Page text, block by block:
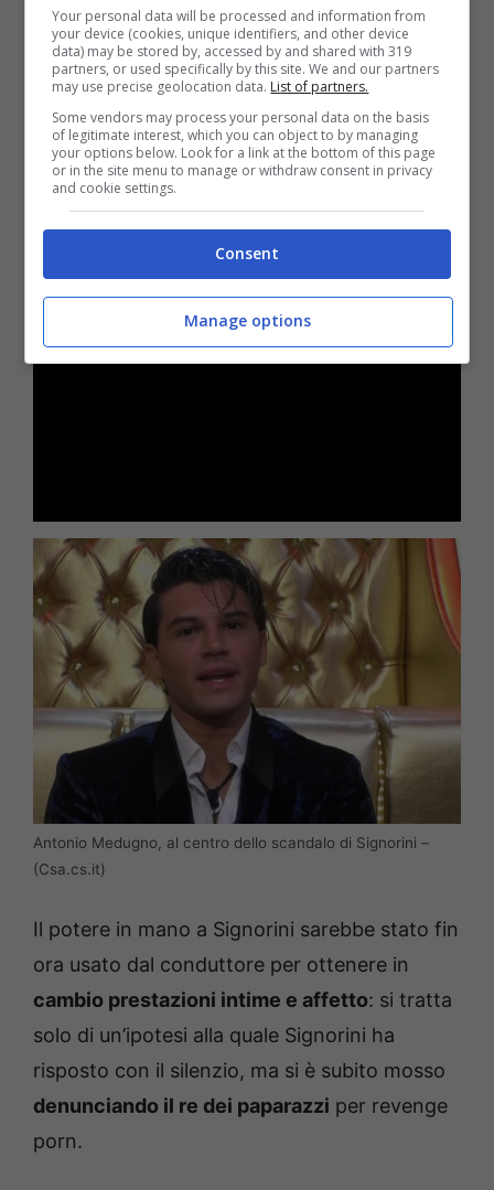
Falsissimodedicata allo scandalo del GF Vip
sia“Prezzo del successo”.In questo episodio
il re dei paparazzi ha sostenuto l’esistenza di
un“sistema Signorini”: secondo Fabrizio il
direttore diChiè ormai l’unico che conta nel
mondo dello spettacolo e grazie a lui si può
accedere o meno ai programmi.
Antonio Medugno, al centro dello scandalo di Signorini –
(Csa.cs.it)
Il potere in mano a Signorini sarebbe stato fin
ora usato dal conduttore per ottenere in
cambio prestazioni intime e affetto: si tratta
solo di un’ipotesi alla quale Signorini ha
risposto con il silenzio, ma si è subito mosso
denunciando il re dei paparazzi per revenge
porn.
Your personal data will be processed and information from
your device (cookies, unique identifiers, and other device
data) may be stored by, accessed by and shared with 319
partners, or used specifically by this site. We and our partners
may use precise geolocation data. List of partners.
Some vendors may process your personal data on the basis
of legitimate interest, which you can object to by managing
your options below. Look for a link at the bottom of this page
or in the site menu to manage or withdraw consent in privacy
and cookie settings.
Consent
Manage options